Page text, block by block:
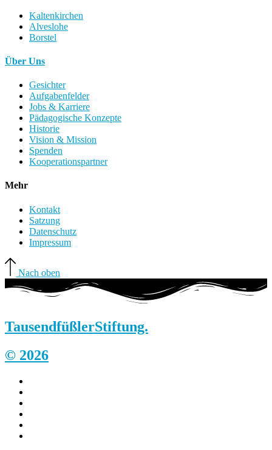
Kaltenkirchen
Alveslohe
Borstel
Über Uns
Gesichter
Aufgabenfelder
Jobs & Karriere
Pädagogische Konzepte
Historie
Vision & Mission
Spenden
Kooperationspartner
Mehr
Kontakt
Satzung
Datenschutz
Impressum
Nach oben
TausendfüßlerStiftung.
© 2026